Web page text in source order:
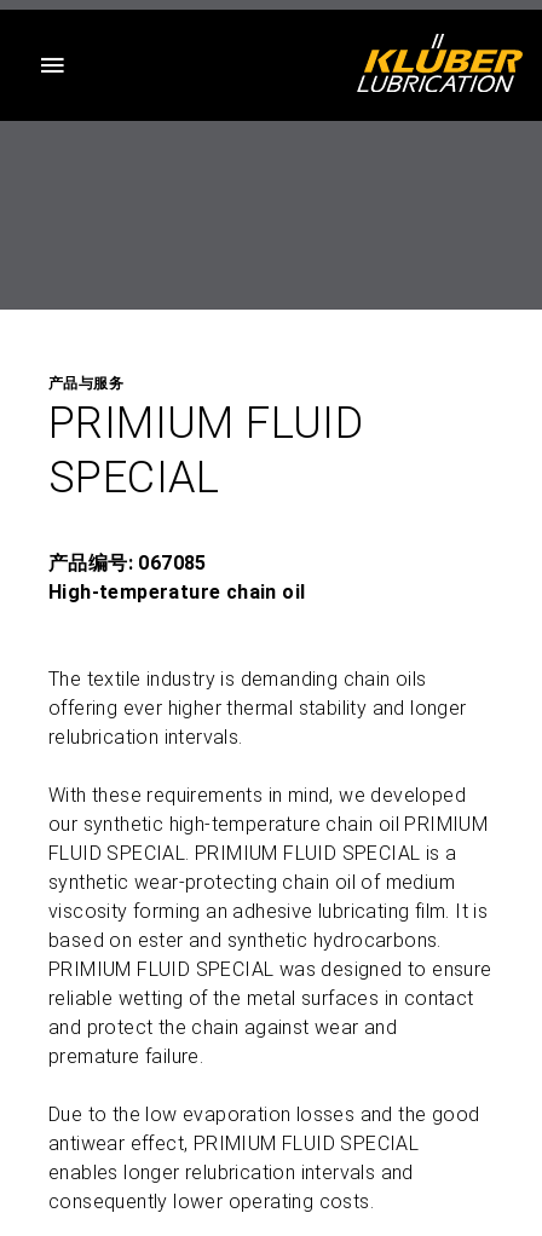
产品与服务
PRIMIUM FLUID
SPECIAL
产品编号: 067085
High-temperature chain oil
The textile industry is demanding chain oils
offering ever higher thermal stability and longer
relubrication intervals.
With these requirements in mind, we developed
our synthetic high-temperature chain oil PRIMIUM
FLUID SPECIAL. PRIMIUM FLUID SPECIAL is a
synthetic wear-protecting chain oil of medium
viscosity forming an adhesive lubricating film. It is
based on ester and synthetic hydrocarbons.
PRIMIUM FLUID SPECIAL was designed to ensure
reliable wetting of the metal surfaces in contact
and protect the chain against wear and
premature failure.
Due to the low evaporation losses and the good
antiwear effect, PRIMIUM FLUID SPECIAL
enables longer relubrication intervals and
consequently lower operating costs.